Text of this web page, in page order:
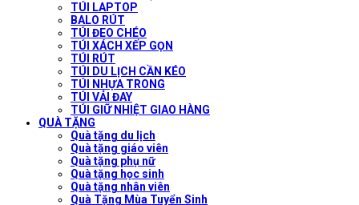
TÚI LAPTOP
BALO RÚT
TÚI ĐEO CHÉO
TÚI XÁCH XẾP GỌN
TÚI RÚT
TÚI DU LỊCH CẦN KÉO
TÚI NHỰA TRONG
TÚI VẢI ĐAY
TÚI GIỮ NHIỆT GIAO HÀNG
QUÀ TẶNG
Quà tặng du lịch
Quà tặng giáo viên
Quà tặng phụ nữ
Quà tặng học sinh
Quà tặng nhân viên
Quà Tặng Mùa Tuyển Sinh